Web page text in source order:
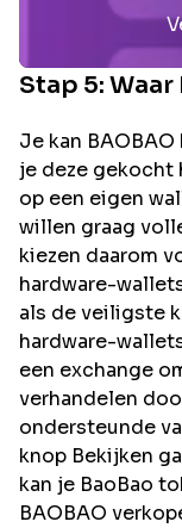
Stap 5: Waar
Je kan
je deze gekocht
op een eigen
willen graag
kiezen daarom
hardware-
als de veiligste
hardware-
een exchange
verhandelen
ondersteunde
knop Bekijken
kan je BaoBao
BAOBAO